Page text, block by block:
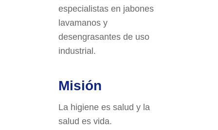
especialistas en jabones
lavamanos y
desengrasantes de uso
industrial.
Misión
La higiene es salud y la
salud es vida.